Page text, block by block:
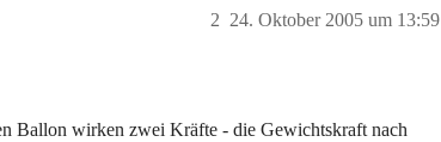
24. Oktober 2005 um 13:59
2
Ballon wirken zwei Kräfte - die Gewichtskraft nach